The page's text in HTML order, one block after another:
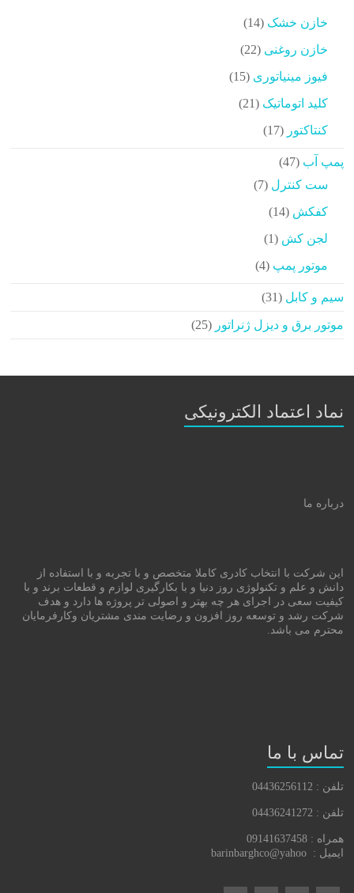
خازن خشک
14
14
خازن روغنی 22
22
فیوز مینیاتوری 15
15
کلید اتوماتیک 21
21
کنتاکتور 17
17
پمپ آب
47
47
محصولاتست کنترل 7
7
کفکش 14
14
لجن کش 1
1
موتور پمپ 4
4
سیم و کابل
31
31
موتور برق و دیزل ژنراتور 25
25
نماد اعتماد الکترونیکی
درباره ما
این شرکت با انتخاب کادری کاملا متخصص و با تجربه و با استفاده از
دانش و علم و تکنولوژی روز دنیا و با بکارگیری لوازم و قطعات برند و با
کیفیت سعی در اجرای هر چه بهتر و اصولی تر پروژه ها دارد و هدف
شرکت رشد و توسعه روز افزون و رضایت مندی مشتریان وکارفرمایان
محترم می باشد.
تماس با ما
تلفن : 04436256112
تلفن : 04436241272
همراه : 09141637458
ایمیل : barinbarghco@yahoo